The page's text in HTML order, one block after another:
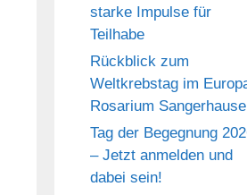
starke Impulse für
Teilhabe
Rückblick zum
Weltkrebstag im
Rosarium
Tag der Begegnung
– Jetzt anmelden und
dabei sein!